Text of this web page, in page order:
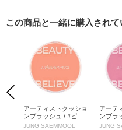
この商品と一緒に購入され
Previous
アーティストクッショ
ンブラッシュ / #ピー
チネクター / 4g
JUNG SAEMMOOL
アーテ
ンブラ
ーミン
JUNG